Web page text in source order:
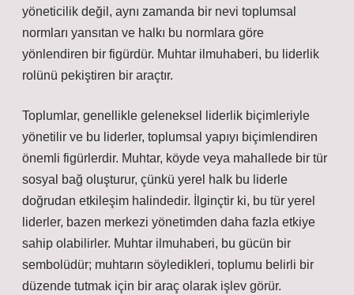
yöneticilik değil, aynı zamanda bir nevi toplumsal
normları yansıtan ve halkı bu normlara göre
yönlendiren bir figürdür. Muhtar ilmuhaberi, bu liderlik
rolünü pekiştiren bir araçtır.
Toplumlar, genellikle geleneksel liderlik biçimleriyle
yönetilir ve bu liderler, toplumsal yapıyı biçimlendiren
önemli figürlerdir. Muhtar, köyde veya mahallede bir tür
sosyal bağ oluşturur, çünkü yerel halk bu liderle
doğrudan etkileşim halindedir. İlginçtir ki, bu tür yerel
liderler, bazen merkezi yönetimden daha fazla etkiye
sahip olabilirler. Muhtar ilmuhaberi, bu gücün bir
sembolüdür; muhtarın söyledikleri, toplumu belirli bir
düzende tutmak için bir araç olarak işlev görür.